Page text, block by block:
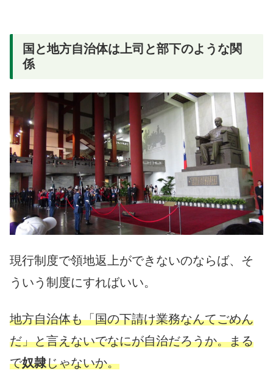
国と地方自治体は上司と部下のような関
係
現行制度で領地返上ができないのならば、そ
ういう制度にすればいい。
地方自治体も「国の下請け業務なんてごめん
だ」と言えないでなにが自治だろうか。まる
で奴隷じゃないか。